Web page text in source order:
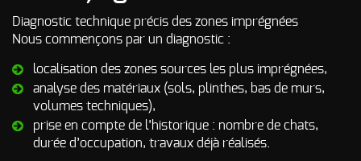
Diagnostic technique précis des zones imprégnées
Nous commençons par un diagnostic :
localisation des zones sources les plus imprégnées,
analyse des matériaux (sols, plinthes, bas de murs,
volumes techniques),
prise en compte de l’historique : nombre de chats,
durée d’occupation, travaux déjà réalisés.